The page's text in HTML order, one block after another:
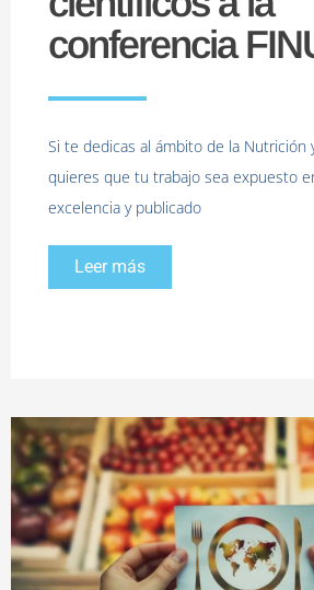
conferencia
Si te dedicas al ámbito de la Nutrición
quieres que tu trabajo sea expuesto
excelencia y publicado
Leer más